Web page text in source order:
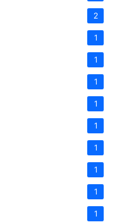
2
1
1
1
1
1
1
1
1
1